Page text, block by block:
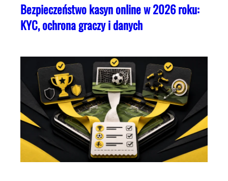
Bezpieczeństwo kasyn online w 2026 roku:
KYC, ochrona graczy i danych